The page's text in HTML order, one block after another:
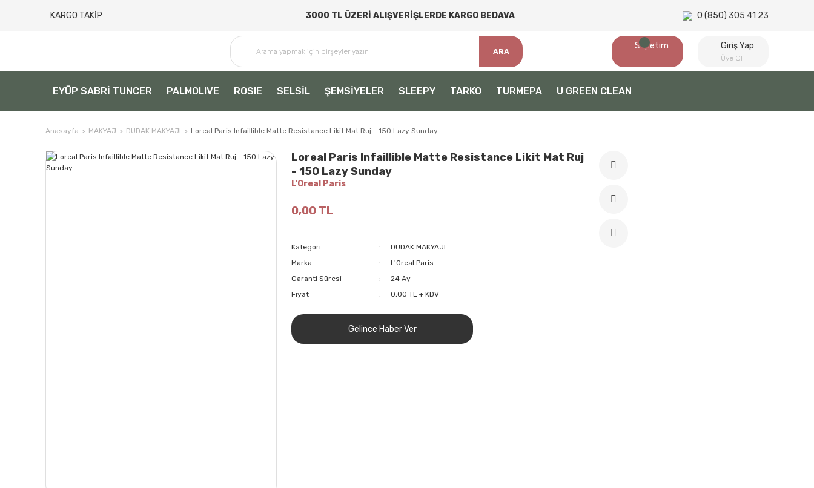
KARGO TAKİP 3000 TL ÜZERİ ALIŞVERİŞLERDE KARGO BEDAVA 0 (850) 305 41 23
ARA
Sepetim Giriş Yap
Üye Ol
EYÜP SABRİ TUNCER PALMOLIVE ROSIE SELSİL ŞEMSİYELER SLEEPY TARKO TURMEPA U GREEN CLEAN
Anasayfa MAKYAJ DUDAK MAKYAJI Loreal Paris Infaillible Matte Resistance Likit Mat Ruj - 150 Lazy Sunday
Loreal Paris Infaillible Matte Resistance Likit Mat Ruj
- 150 Lazy Sunday
L'Oreal Paris
0,00 TL
Kategori
DUDAK MAKYAJI
Marka
L'Oreal Paris
Garanti Süresi
24 Ay
Fiyat
0,00 TL + KDV
Gelince Haber Ver